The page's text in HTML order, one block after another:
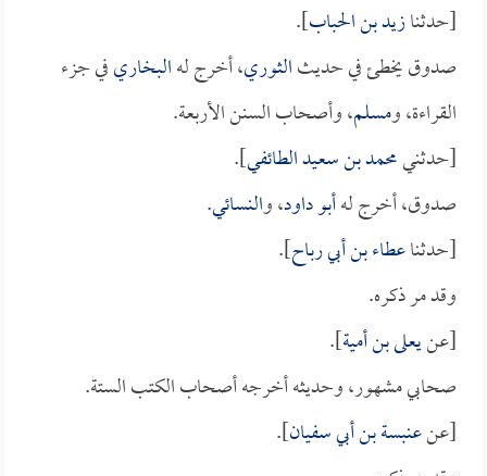
[حدثنازيد بن الحباب].
صدوق يخطئ في حديثالثوري، أخرج لهالبخاريفي جزء
القراءة، ومسلم، وأصحاب السنن الأربعة.
[حدثنيمحمد بن سعيد الطائفي].
صدوق، أخرج لهأبو داود، والنسائي.
[حدثناعطاء بن أبي رباح].
وقد مر ذكره.
[عنيعلى بن أمية].
صحابي مشهور، وحديثه أخرجه أصحاب الكتب الستة.
[عنعنبسة بن أبي سفيان].